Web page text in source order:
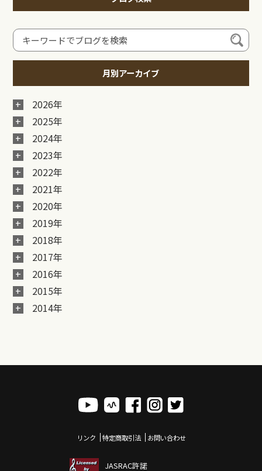
月別アーカイブ
2026年
2025年
2024年
2023年
2022年
2021年
2020年
2019年
2018年
2017年
2016年
2015年
2014年
リンク 特定商取引法 お問い合わせ
JASRAC許諾